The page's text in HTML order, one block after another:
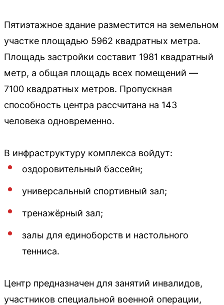
Пятиэтажное здание разместится на земельном
участке площадью 5962 квадратных метра.
Площадь застройки составит 1981 квадратный
метр, а общая площадь всех помещений —
7100 квадратных метров. Пропускная
способность центра рассчитана на 143
человека одновременно.
В инфраструктуру комплекса войдут:
оздоровительный бассейн;
универсальный спортивный зал;
тренажёрный зал;
залы для единоборств и настольного
тенниса.
Центр предназначен для занятий инвалидов,
участников специальной военной операции,